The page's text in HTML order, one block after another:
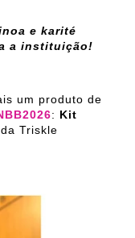
e karité
a instituição!
um produto de
: Kit
da Triskle